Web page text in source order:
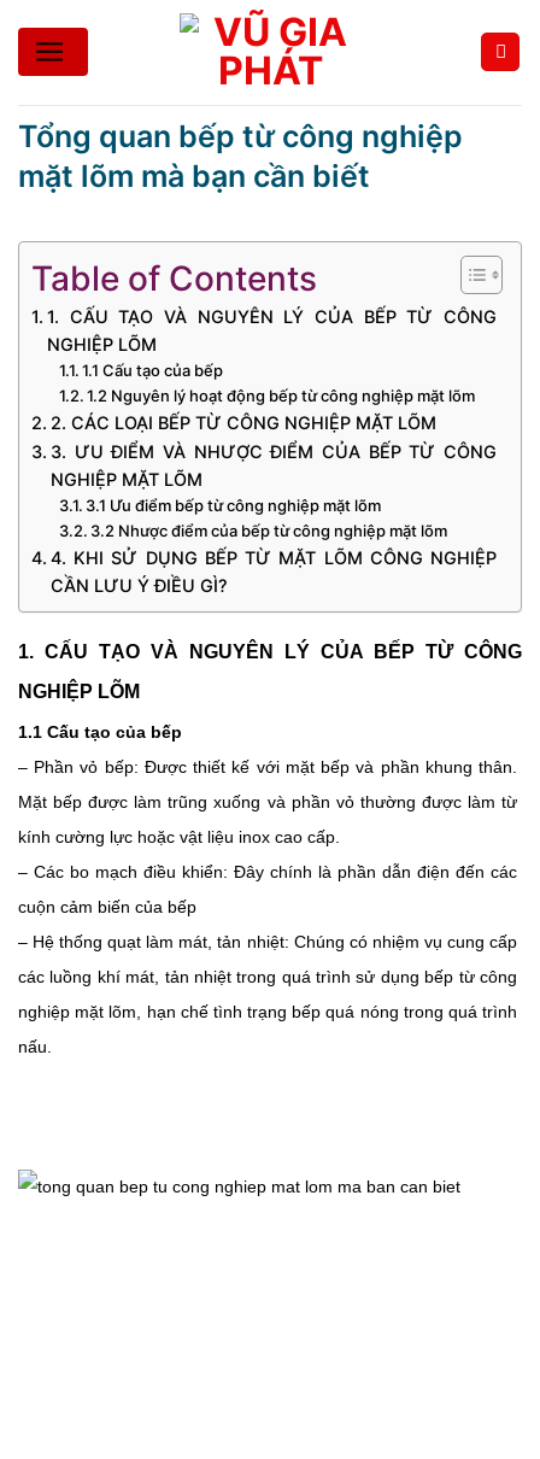
nội
Tổng quan bếp từ công nghiệp
mặt lõm mà bạn cần biết
Table of Contents
1. CẤU TẠO VÀ NGUYÊN LÝ CỦA BẾP TỪ CÔNG
NGHIỆP LÕM
1.1 Cấu tạo của bếp
1.2 Nguyên lý hoạt động bếp từ công nghiệp mặt lõm
2. CÁC LOẠI BẾP TỪ CÔNG NGHIỆP MẶT LÕM
3. ƯU ĐIỂM VÀ NHƯỢC ĐIỂM CỦA BẾP TỪ CÔNG
NGHIỆP MẶT LÕM
3.1 Ưu điểm bếp từ công nghiệp mặt lõm
3.2 Nhược điểm của bếp từ công nghiệp mặt lõm
4. KHI SỬ DỤNG BẾP TỪ MẶT LÕM CÔNG NGHIỆP
CẦN LƯU Ý ĐIỀU GÌ?
1. CẤU TẠO VÀ NGUYÊN LÝ CỦA BẾP TỪ CÔNG
NGHIỆP LÕM
1.1 Cấu tạo của bếp
– Phần vỏ bếp: Được thiết kế với mặt bếp và phần khung thân.
Mặt bếp được làm trũng xuống và phần vỏ thường được làm từ
kính cường lực hoặc vật liệu inox cao cấp.
– Các bo mạch điều khiển: Đây chính là phần dẫn điện đến các
cuộn cảm biến của bếp
– Hệ thống quạt làm mát, tản nhiệt: Chúng có nhiệm vụ cung cấp
các luồng khí mát, tản nhiệt trong quá trình sử dụng bếp từ công
nghiệp mặt lõm, hạn chế tình trạng bếp quá nóng trong quá trình
nấu.